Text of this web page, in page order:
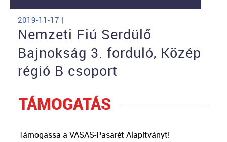
2019-11-17 |
Nemzeti Fiú Serdülő
Bajnokság 3. forduló, Közép
régió B csoport
TÁMOGATÁS
Támogassa a VASAS-Pasarét Alapítványt!